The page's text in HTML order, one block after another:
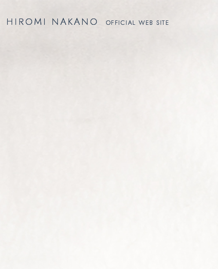
HIROMI NAKANO OFFICIAL WEB SITE
HIROMI NAKANO OFFICIAL WEB SITE